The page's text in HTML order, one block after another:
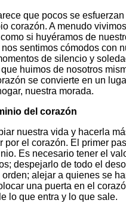
que pocos se
corazón. A menudo vivimos
si huyéramos de
sentimos cómodos con
de silencio y
huimos de nosotros
se convierte en un
nuestra morada.
del corazón
nuestra vida y hacerla
por el corazón. El primer
Es necesario tener el
despejarlo de todo el
orden; alejar a quienes se
una puerta en el
lo que entra y lo que sale.